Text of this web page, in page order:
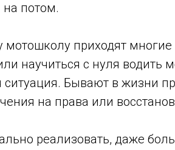
потом.
мотошколу приходят
научиться с нуля водить
Бывают в жизни
на права или
реализовать, даже